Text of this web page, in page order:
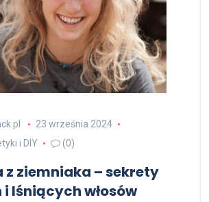
23 września 2024
i DIY
(0)
z ziemniaka – sekrety
lśniących włosów